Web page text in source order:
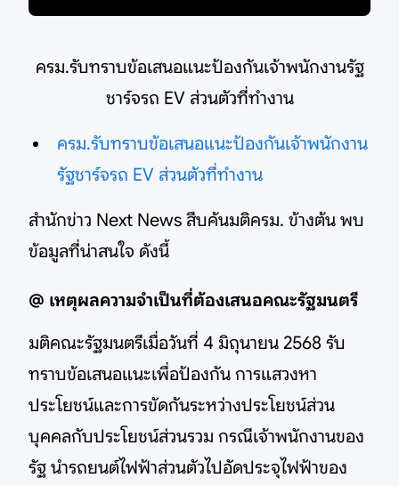
ครม.รับทราบข้อเสนอแนะป้องกันเจ้าพนักงานรัฐ
ชาร์จรถ EV ส่วนตัวที่ทำงาน
ครม.รับทราบข้อเสนอแนะป้องกันเจ้าพนักงาน
รัฐชาร์จรถ EV ส่วนตัวที่ทำงาน
สำนักข่าว Next News สืบค้นมติครม. ข้างต้น พบ
ข้อมูลที่น่าสนใจ ดังนี้
@ เหตุผลความจําเป็นที่ต้องเสนอคณะรัฐมนตรี
มติคณะรัฐมนตรีเมื่อวันที่ 4 มิถุนายน 2568 รับ
ทราบข้อเสนอแนะเพื่อป้องกัน การแสวงหา
ประโยชน์และการขัดกันระหว่างประโยชน์ส่วน
บุคคลกับประโยชน์ส่วนรวม กรณีเจ้าพนักงานของ
รัฐ นํารถยนต์ไฟฟ้าส่วนตัวไปอัดประจุไฟฟ้าของ